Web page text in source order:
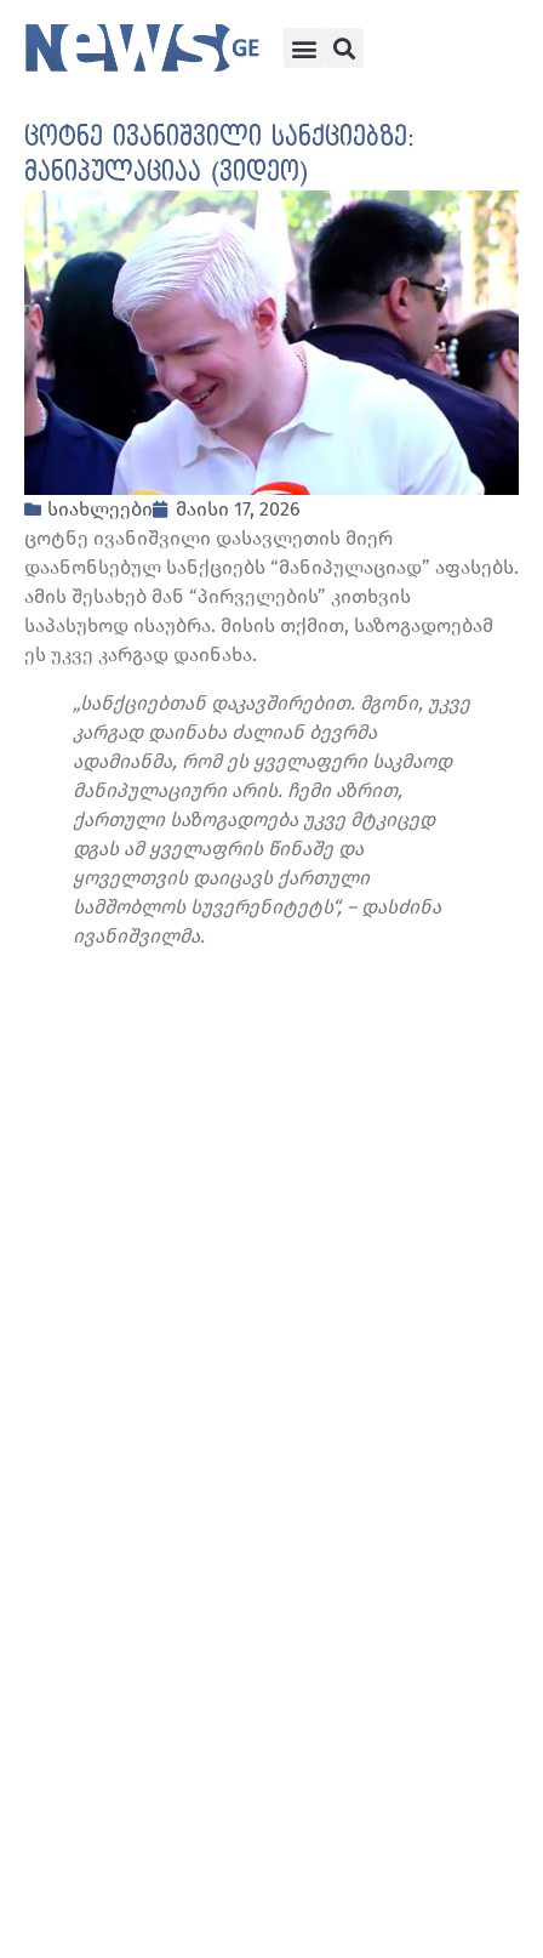
ცოტნე ივანიშვილი სანქციებზე:
მანიპულაციაა (ვიდეო)
სიახლეები
მაისი 17, 2026
ცოტნე ივანიშვილი დასავლეთის მიერ
დაანონსებულ სანქციებს “მანიპულაციად” აფასებს.
ამის შესახებ მან “პირველების” კითხვის
საპასუხოდ ისაუბრა. მისის თქმით, საზოგადოებამ
ეს უკვე კარგად დაინახა.
„სანქციებთან დაკავშირებით. მგონი, უკვე
კარგად დაინახა ძალიან ბევრმა
ადამიანმა, რომ ეს ყველაფერი საკმაოდ
მანიპულაციური არის. ჩემი აზრით,
ქართული საზოგადოება უკვე მტკიცედ
დგას ამ ყველაფრის წინაშე და
ყოველთვის დაიცავს ქართული
სამშობლოს სუვერენიტეტს“, – დასძინა
ივანიშვილმა.